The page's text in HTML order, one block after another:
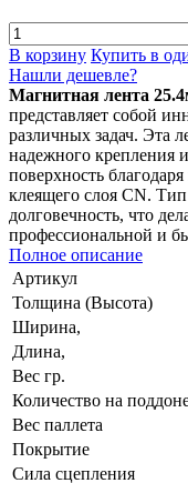
В корзину Купить в
Нашли дешевле?
Магнитная лента
представляет собой
различных задач. Эта
надежного крепления
поверхность
клеящего слоя CN.
долговечность, что
профессиональной и
Полное описание
Артикул
Толщина (Высота)
Ширина,
Длина,
Вес гр.
Количество на
Вес паллета
Покрытие
Сила сцепления